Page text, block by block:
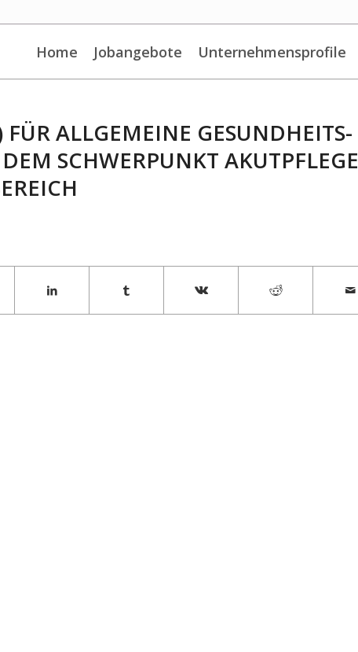
Home Jobangebote Unternehmensprofile
ALLGEMEINE GESUNDHEITS-
SCHWERPUNKT AKUTPFLEGE